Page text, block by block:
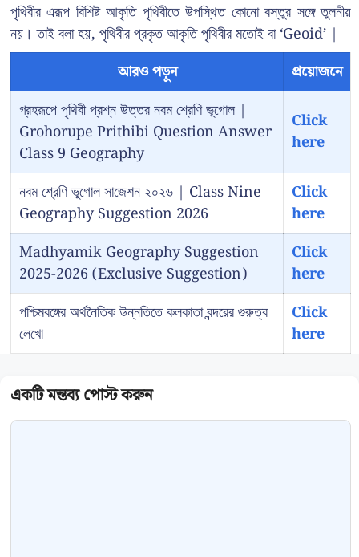
পৃথিবীর এরূপ বিশিষ্ট আকৃতি পৃথিবীতে উপস্থিত কোনো বস্তুর সঙ্গে তুলনীয়
নয়। তাই বলা হয়, পৃথিবীর প্রকৃত আকৃতি পৃথিবীর মতোই বা ‘Geoid’ |
আরও পড়ুন
প্রয়োজনে
গ্রহরূপে পৃথিবী প্রশ্ন উত্তর নবম শ্রেণি ভূগোল |
Grohorupe Prithibi Question Answer
Class 9 Geography
Click
here
নবম শ্রেণি ভূগোল সাজেশন ২০২৬ | Class Nine
Geography Suggestion 2026
Click
here
Madhyamik Geography Suggestion
2025-2026 (Exclusive Suggestion)
Click
here
পশ্চিমবঙ্গের অর্থনৈতিক উন্নতিতে কলকাতা বন্দরের গুরুত্ব
লেখো
Click
here
Comment